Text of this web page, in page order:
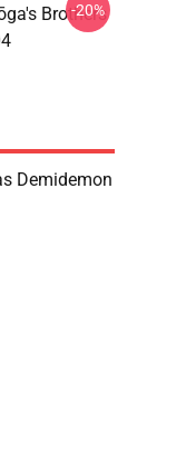
Brothers
-20%
Demidemon